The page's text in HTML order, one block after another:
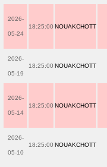
2026-
05-24
18:25:00 NOUAKCHOTT
2026-
05-19
18:25:00 NOUAKCHOTT
2026-
05-14
18:25:00 NOUAKCHOTT
2026-
05-10
18:25:00 NOUAKCHOTT